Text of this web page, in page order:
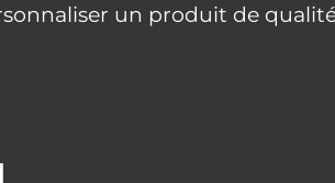
un produit de